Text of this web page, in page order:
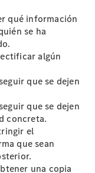
qué información
se ha
algún
que se dejen
que se dejen
concreta.
el
que sean
una copia